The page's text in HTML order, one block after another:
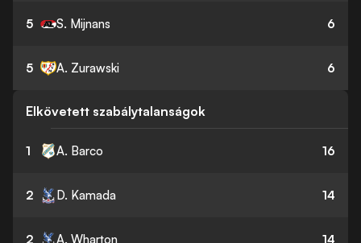
5 S. Mijnans 6
5 A. Zurawski 6
Elkövetett szabálytalanságok
1 A. Barco 16
2 D. Kamada 14
2 A. Wharton 14